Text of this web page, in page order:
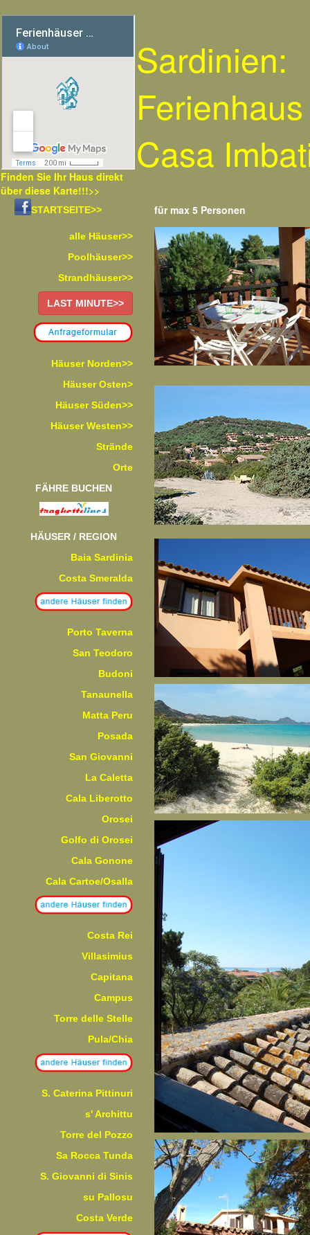
Finden Sie Ihr Haus direkt
über diese Karte!!!>>
Sardinien:
Casa
STARTSEITE>>
alle Häuser>>
Poolhäuser>>
Strandhäuser>>
LAST MINUTE>>
Häuser Norden>>
Häuser Osten>
Häuser Süden>>
Häuser Westen>>
Strände
Orte
FÄHRE BUCHEN
HÄUSER / REGION
Baia Sardinia
Costa Smeralda
Porto Taverna
San Teodoro
Budoni
Tanaunella
Matta Peru
Posada
San Giovanni
La Caletta
Cala Liberotto
Orosei
Golfo di Orosei
Cala Gonone
Cala Cartoe/Osalla
Costa Rei
Villasimius
Capitana
Campus
Torre delle Stelle
Pula/Chia
S. Caterina Pittinuri
s' Archittu
Torre del Pozzo
Sa Rocca Tunda
S. Giovanni di Sinis
su Pallosu
Costa Verde
für max 5 Personen